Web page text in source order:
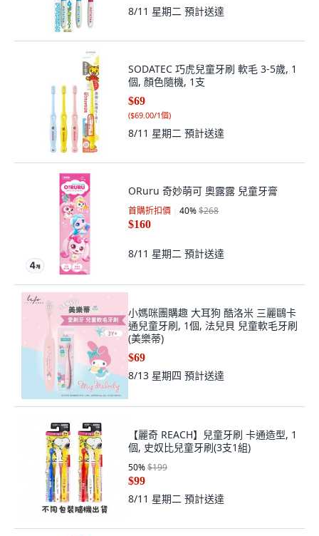
8/11 星期二 預計送達
SODATEC 巧虎兒童牙刷 軟毛 3-5歲, 1
個, 顏色隨機, 1支
$69
($69.00/1個)
8/11 星期二 預計送達
ORuru 奇妙萌可 奧露露 兒童牙膏
首購折扣價 40%$268
$160
8/11 星期二 預計送達
小媽咪團購趣 大耳狗 酷洛米 三麗鷗卡
通兒童牙刷, 1個, 法兒貝 兒童軟毛牙刷
(美樂蒂)
$69
8/13 星期四 預計送達
【麗奇 REACH】兒童牙刷 卡通造型, 1
個, 史奴比兒童牙刷(3支1組)
50%$199
$99
8/11 星期二 預計送達